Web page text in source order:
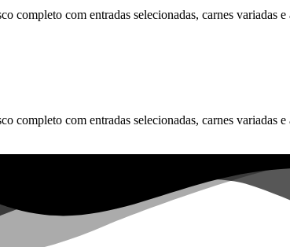
completo com entradas selecionadas, carnes variadas
completo com entradas selecionadas, carnes variadas